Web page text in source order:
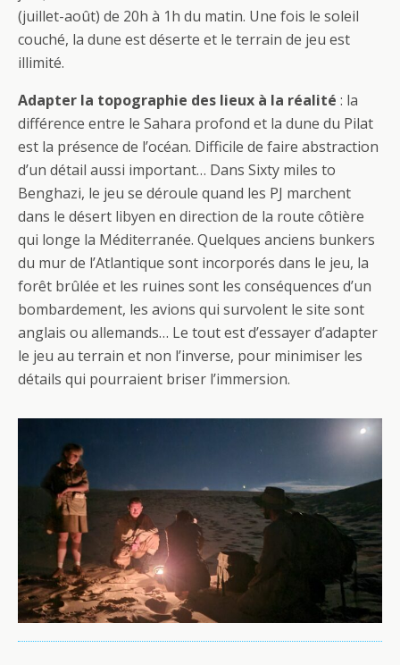
(juillet-août) de 20h à 1h du matin. Une fois le soleil
couché, la dune est déserte et le terrain de jeu est
illimité.
Adapter la topographie des lieux à la réalité : la
différence entre le Sahara profond et la dune du Pilat
est la présence de l’océan. Difficile de faire abstraction
d’un détail aussi important… Dans Sixty miles to
Benghazi, le jeu se déroule quand les PJ marchent
dans le désert libyen en direction de la route côtière
qui longe la Méditerranée. Quelques anciens bunkers
du mur de l’Atlantique sont incorporés dans le jeu, la
forêt brûlée et les ruines sont les conséquences d’un
bombardement, les avions qui survolent le site sont
anglais ou allemands… Le tout est d’essayer d’adapter
le jeu au terrain et non l’inverse, pour minimiser les
détails qui pourraient briser l’immersion.